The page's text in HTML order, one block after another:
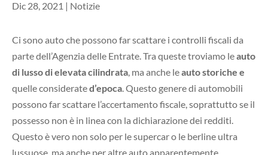
Dic 28, 2021 | Notizie
Ci sono auto che possono far scattare i controlli fiscali da
parte dell’Agenzia delle Entrate. Tra queste troviamo leauto
di lusso di elevata cilindrata , ma anche leauto storiche e
quelle considerated’epoca . Questo genere di automobili
possono far scattare l’accertamento fiscale, soprattutto se il
possesso non è in linea con la dichiarazione dei redditi.
Questo è vero non solo per le supercar o le berline ultra
lussuose, ma anche per altre auto apparentemente